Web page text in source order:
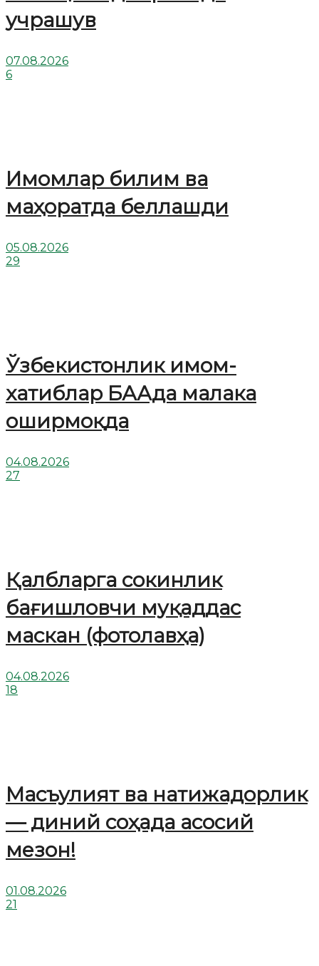
учрашув
07.08.2026
6
Имомлар билим ва
маҳоратда беллашди
05.08.2026
29
Ўзбекистонлик имом-
хатиблар БААда малака
оширмоқда
04.08.2026
27
Қалбларга сокинлик
бағишловчи муқаддас
маскан (фотолавҳа)
04.08.2026
18
Масъулият ва натижадорлик
— диний соҳада асосий
мезон!
01.08.2026
21